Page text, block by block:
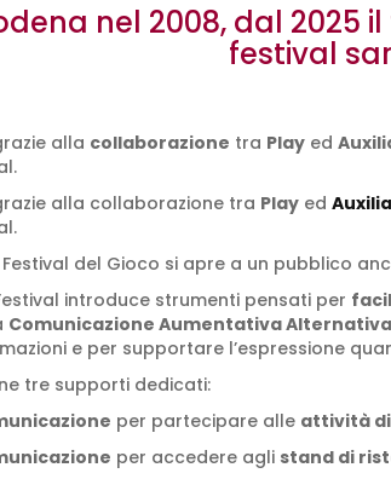
nel 2008, dal 2025
festival
alla collaborazione tra Play ed
alla collaborazione tra Play ed Auxilia
Festival del Gioco si apre a un pubblico
introduce strumenti pensati per
Comunicazione Aumentativa Alternativa
e per supportare l’espressione
tre supporti dedicati:
per partecipare alle attività
per accedere agli stand di